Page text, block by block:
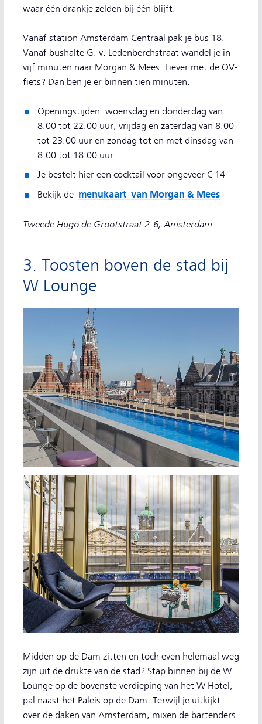
waar één drankje zelden bij één blijft.
Vanaf station Amsterdam Centraal pak je bus 18.
Vanaf bushalte G. v. Ledenberchstraat wandel je in
vijf minuten naar Morgan & Mees. Liever met de OV-
fiets? Dan ben je er binnen tien minuten.
Openingstijden: woensdag en donderdag van
8.00 tot 22.00 uur, vrijdag en zaterdag van 8.00
tot 23.00 uur en zondag tot en met dinsdag van
8.00 tot 18.00 uur
Je bestelt hier een cocktail voor ongeveer € 14
Bekijk de menukaart van Morgan & Mees
Tweede Hugo de Grootstraat 2-6, Amsterdam
3. Toosten boven de stad bij
W Lounge
Midden op de Dam zitten en toch even helemaal weg
zijn uit de drukte van de stad? Stap binnen bij de W
Lounge op de bovenste verdieping van het W Hotel,
pal naast het Paleis op de Dam. Terwijl je uitkijkt
over de daken van Amsterdam, mixen de bartenders